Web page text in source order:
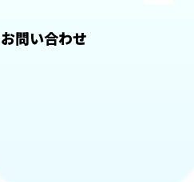
お問い合わせ